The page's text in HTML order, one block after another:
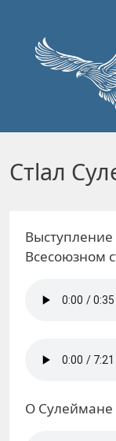
Стlал
Всесоюзном
О Сулеймане